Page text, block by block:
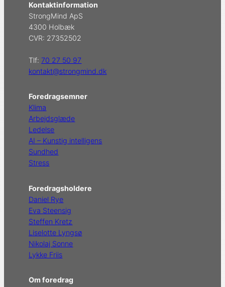
Kontaktinformation
StrongMind ApS
4300 Holbæk
CVR: 27352502
Tlf: 70 27 50 97
kontakt@strongmind.dk
Foredragsemner
Klima
Arbejdsglæde
Ledelse
AI – Kunstig intelligens
Sundhed
Stress
Foredragsholdere
Daniel Rye
Eva Steensig
Steffen Kretz
Liselotte Lyngsø
Nikolaj Sonne
Lykke Friis
Om foredrag